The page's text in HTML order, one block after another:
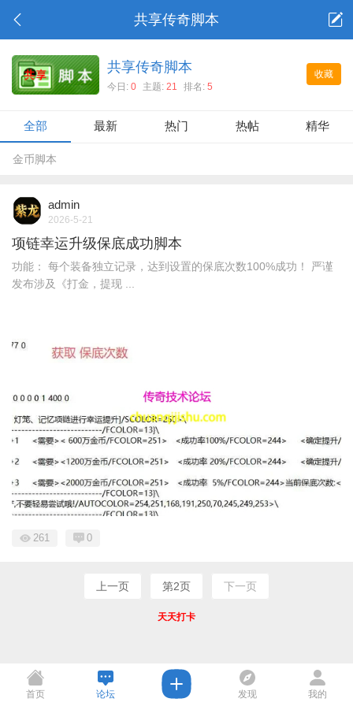
共享传奇脚本
收藏
共享传奇脚本
今日:0 主题:21 排名:5
全部 最新 热门 热帖 精华
金币脚本
admin
2026-5-21
项链幸运升级保底成功脚本
功能： 每个装备独立记录，达到设置的保底次数100%成功！ 严谨
发布涉及《打金，提现 ...
261 0
上一页 第2页 下一页
天天打卡
首页 论坛 发现 我的